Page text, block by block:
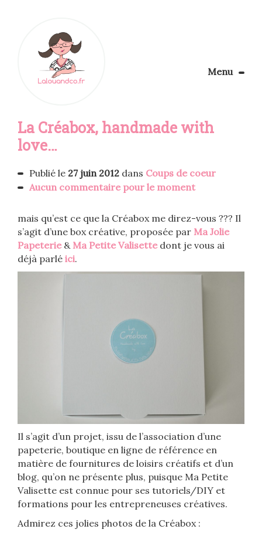
Menu
Apprendre la couture
La Créabox, handmade with
love…
Publié le 27 juin 2012 dans Coups de coeur
Aucun commentaire pour le moment
mais qu’est ce que la Créabox me direz-vous ??? Il
s’agit d’une box créative, proposée par Ma Jolie
Papeterie &Ma Petite Valisette dont je vous ai
déjà parlé ici.
Il s’agit d’un projet, issu de l’association d’une
papeterie, boutique en ligne de référence en
matière de fournitures de loisirs créatifs et d’un
blog, qu’on ne présente plus, puisque Ma Petite
Valisette est connue pour ses tutoriels/DIY et
formations pour les entrepreneuses créatives.
Admirez ces jolies photos de la Créabox :